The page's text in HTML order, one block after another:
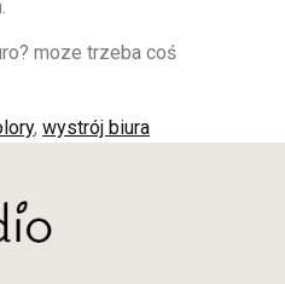
moze trzeba coś
, wystrój biura